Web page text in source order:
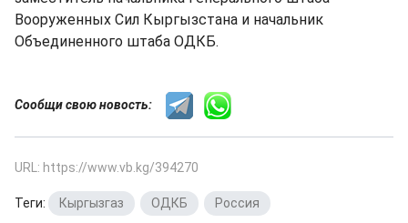
Вооруженных Сил Кыргызстана и начальник
Объединенного штаба ОДКБ.
Сообщи свою новость:
URL: https://www.vb.kg/394270
Теги: Кыргызгаз ОДКБ Россия